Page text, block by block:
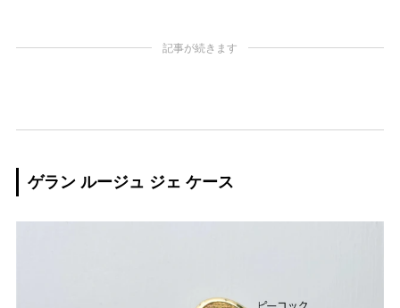
記事が続きます
ゲラン ルージュ ジェ ケース